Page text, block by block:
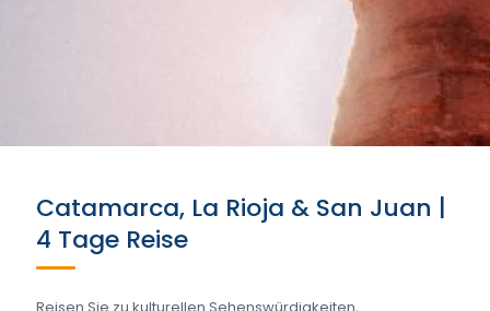
Catamarca, La Rioja & San Juan |
4 Tage Reise